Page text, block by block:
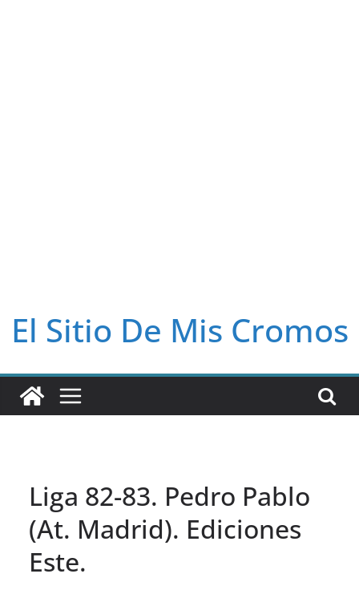
El Sitio De Mis Cromos
Liga 82-83. Pedro Pablo
(At. Madrid). Ediciones
Este.